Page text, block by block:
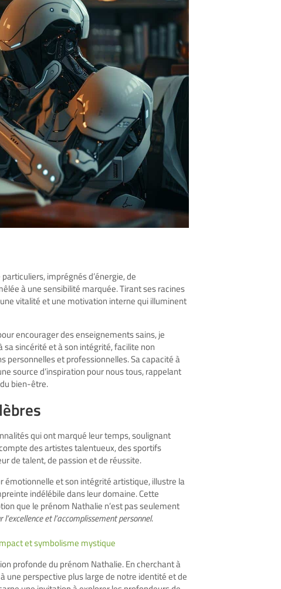
imprégnés d’énergie, de
à une sensibilité marquée. Tirant ses racines
vitalité et une motivation interne qui illuminent
encourager des enseignements sains, je
sincérité et à son intégrité, facilite non
personnelles et professionnelles. Sa capacité à
source d’inspiration pour nous tous, rappelant
bien-être.
qui ont marqué leur temps, soulignant
des artistes talentueux, des sportifs
de talent, de passion et de réussite.
émotionnelle et son intégrité artistique, illustre la
indélébile dans leur domaine. Cette
que le prénom Nathalie n’est pas seulement
et l’accomplissement personnel.
et symbolisme mystique
profonde du prénom Nathalie. En cherchant à
une perspective plus large de notre identité et de